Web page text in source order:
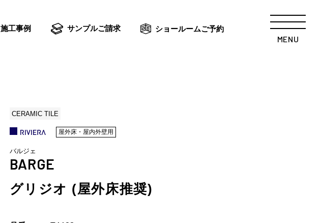
施工事例 サンプルご請求 ショールームご予約
MENU
CERAMIC TILE
屋外床・屋内外壁用
バルジェ
BARGE
グリジオ (屋外床推奨)